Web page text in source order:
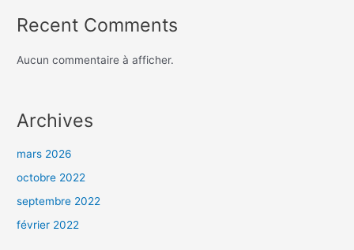
Recent Comments
Aucun commentaire à afficher.
Archives
mars 2026
octobre 2022
septembre 2022
février 2022